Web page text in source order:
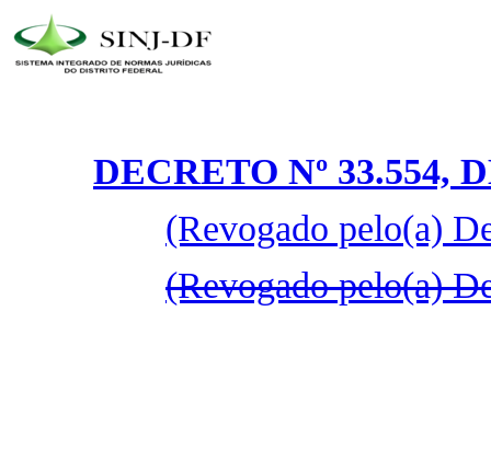
DECRETO Nº 33.554,
(Revogado pelo(a)
(Revogado pelo(a)